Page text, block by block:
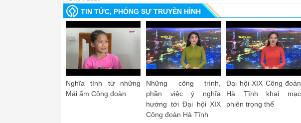
TIN TỨC, PHÓNG SỰ TRUYỀN HÌNH
Lễ công bố và trao giải
Cuộc vận động sáng
Công đoàn Hà Tĩnh tôi
yêu - Phương Bắc
Công đoàn Hà Tĩnh
vươn xa - Quốc Dũng